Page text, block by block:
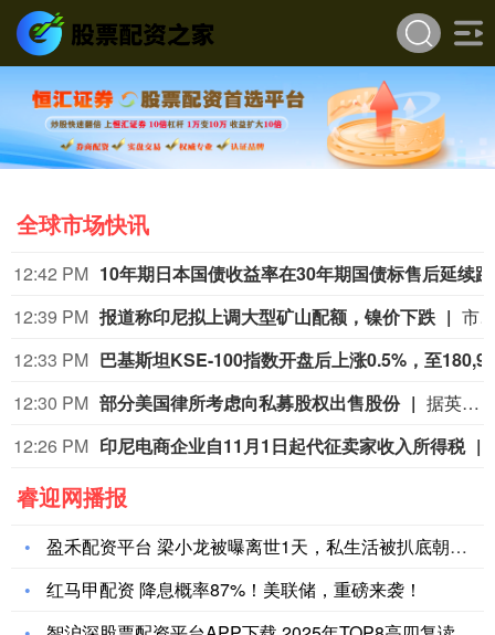
全球市场快讯
12:42 PM
12:39 PM 报道称印尼拟上调大型矿山配额，镍价下跌
市场再度传言印尼将为国内一座大型矿山授予更高的镍矿生产配额，或增加市场供应，镍价跌至 7 月中旬以来最低水平。伦敦市场镍价最大跌幅达 2.1%，报每吨 16750 美元。上海有色网称，该矿企下半年将获得数千万吨的额外矿石配额，但并未指明具体矿商。印尼能源与矿产资源部发言人未立刻回应置评请求。印尼是全球头号镍生产国，镍用于不锈钢及电池领域，
12:33 PM
12:30 PM 部分美国律所考虑向私募股权出售股份
据英国《金融时报》援引知情人士消息，保罗·韦斯（Paul Weiss）、奎因·埃马纽埃尔（Quinn Emanuel）和普罗斯考厄（Proskauer）等美国律师事务所曾探讨将业务股份出售给私募股权（PE）集团的可能性。 知情人士透露，奎因·埃马纽埃尔已与古根海姆证券（Guggenheim Securities）就潜在的私人投资方案进行了沟通，但该律所尚未做出任何决定，也未启动出售流程。 保罗·韦斯管理层在过去数月内曾与新山资本（New Mountain Capital）会面。该公司表示，数月前应其业务合作机构的要求，听取了一些投资提案，但补充称：“目前我们并未推进此类事项。” 普罗斯考厄至少与一家私募股权公司会面，讨论了管理服务组织（MSO）架构问题；而怀特&凯斯（White & Case）也在研究相关结构。两家律所均拒绝向媒体置评。
12:26 PM 印尼电商企业自11月1日起代征卖家收入所得税
睿迎网播报
盈禾配资平台 梁小龙被曝离世1天，私生活被扒底朝天，原来他和
红马甲配资 降息概率87%！美联储，重磅来袭！